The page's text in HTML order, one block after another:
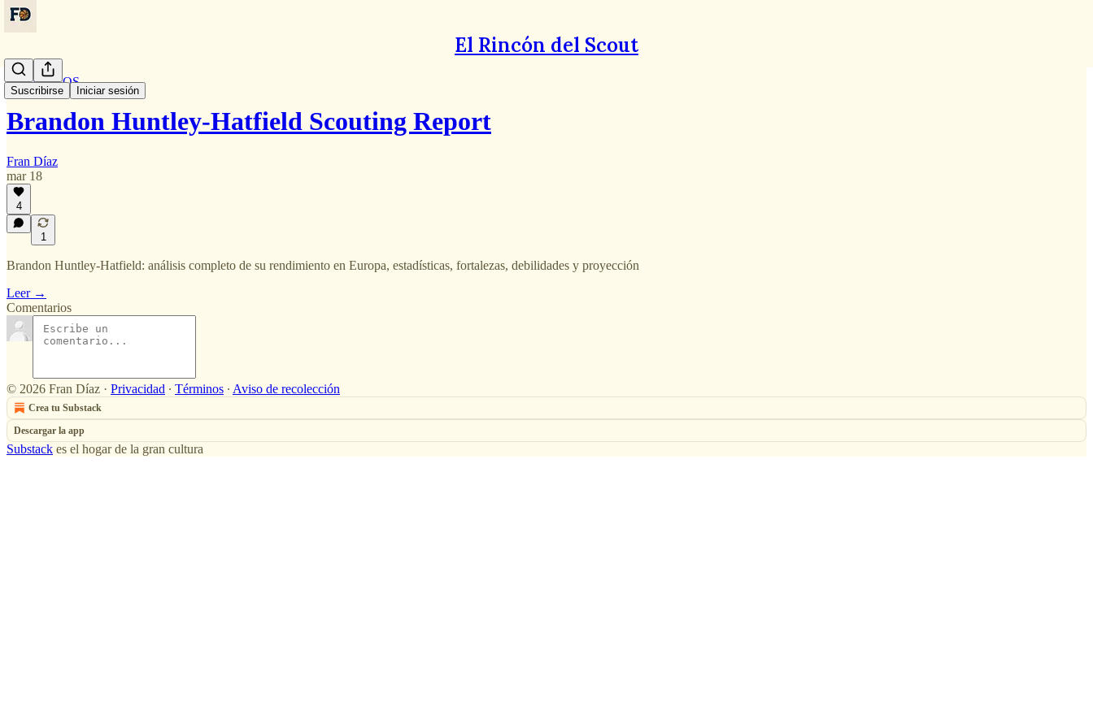
El Rincón del Scout
Suscribirse Iniciar sesión
EURO PROS
Brandon Huntley-Hatfield Scouting Report
Fran Díaz
mar 18
4
1
Brandon Huntley-Hatfield: análisis completo de su rendimiento en Europa, estadísticas, fortalezas, debilidades y proyección
Leer →
Comentarios
© 2026 Fran Díaz · Privacidad ∙ Términos ∙ Aviso de recolección
Crea tu Substack
Descargar la app
Substack es el hogar de la gran cultura